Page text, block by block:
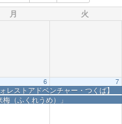
月 火
レストアドベンチャー・つくば】
（ふくれうめ）」
6 7